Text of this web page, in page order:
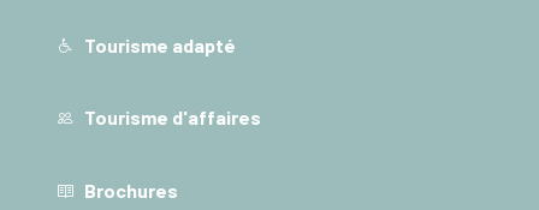
Tourisme adapté
Tourisme d'affaires
Brochures